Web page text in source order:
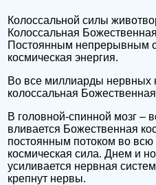
Колоссальной силы
Колоссальная
Постоянным непрерывным
космическая энергия.
Во все миллиарды нервных
колоссальная
В головной-спинной мозг –
вливается Божественная
постоянным потоком во
космическая сила. Днем и
усиливается нервная
крепнут нервы.